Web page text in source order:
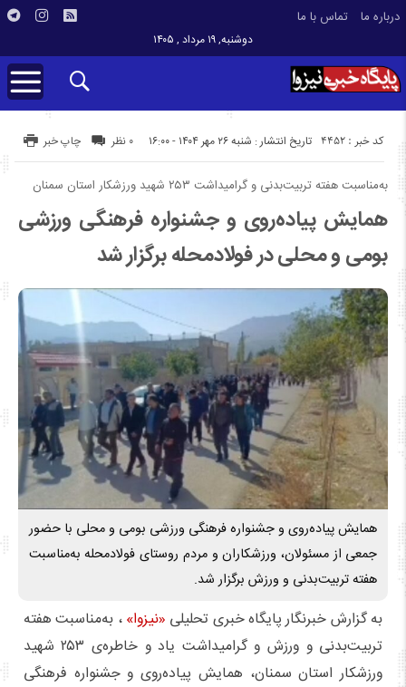
درباره ما تماس با ما
دوشنبه, ۱۹ مرداد , ۱۴۰۵
تاریخ انتشار : شنبه ۲۶ مهر ۱۴۰۴ - ۱۶:۰۰ کد خبر : 4452 چاپ خبر ۰ نظر
به‌مناسبت هفته تربیت‌بدنی و گرامیداشت ۲۵۳ شهید ورزشکار استان سمنان
همایش پیاده‌روی و جشنواره فرهنگی ورزشی
بومی و محلی در فولادمحله برگزار شد
همایش پیاده‌روی و جشنواره فرهنگی ورزشی بومی و محلی با حضور
جمعی از مسئولان، ورزشکاران و مردم روستای فولادمحله به‌مناسبت
هفته تربیت‌بدنی و ورزش برگزار شد.
به گزارش خبرنگار پایگاه خبری تحلیلی «نیزوا»، به‌مناسبت هفته
تربیت‌بدنی و ورزش و گرامیداشت یاد و خاطره‌ی ۲۵۳ شهید
ورزشکار استان سمنان، همایش پیاده‌روی و جشنواره فرهنگی